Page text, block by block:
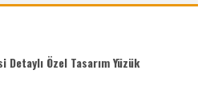
Detaylı Özel Tasarım Yüzük